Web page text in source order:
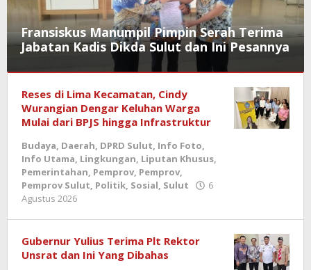
Fransiskus Manumpil Pimpin Serah Terima
Jabatan Kadis Dikda Sulut dan Ini Pesannya
Info
Utama,
Manado,
Pemprov,
Pemprov,
Pemprov
Sulut,
Pendidikan
Agustus
2026
Reses di Lima Kecamatan, Cindy
Wurangian Dengar Keluhan Warga
Mulai dari BPJS hingga Infrastruktur
Budaya, Daerah, DPRD Sulut, Info Foto,
Info Utama, Lingkungan, Liputan Khusus,
Pemerintahan, Pemprov, Pemprov,
Pemprov Sulut, Politik, Sosial, Sulut
6
Agustus 2026
Gubernur Yulius Terima Plt Rektor
Unsrat dan Ini Yang Dibahas